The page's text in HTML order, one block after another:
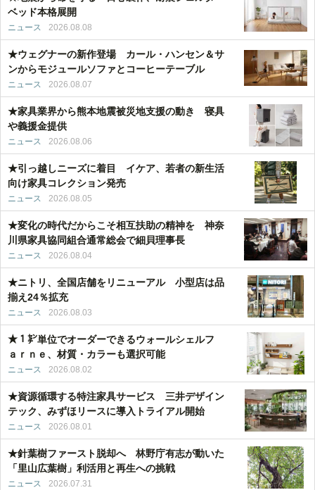
ベッド本格展開
ニュース 2026.08.08
★ウェグナーの新作登場 カール・ハンセン＆サ
ンからモジュールソファとコーヒーテーブル
ニュース 2026.08.07
★家具業界から熊本地震被災地支援の動き 寝具
や義援金提供
ニュース 2026.08.06
★引っ越しニーズに着目 イケア、若者の新生活
向け家具コレクション発売
ニュース 2026.08.05
★変化の時代だからこそ相互扶助の精神を 神奈
川県家具協同組合通常総会で細貝理事長
ニュース 2026.08.04
★ニトリ、全国店舗をリニューアル 小型店は品
揃え24％拡充
ニュース 2026.08.03
★１㌢単位でオーダーできるウォールシェルフ
ａｒｎｅ、材質・カラーも選択可能
ニュース 2026.08.02
★資源循環する特注家具サービス 三井デザイン
テック、みずほリースに導入トライアル開始
ニュース 2026.08.01
★針葉樹ファースト脱却へ 林野庁有志が動いた
「里山広葉樹」利活用と再生への挑戦
ニュース 2026.07.31